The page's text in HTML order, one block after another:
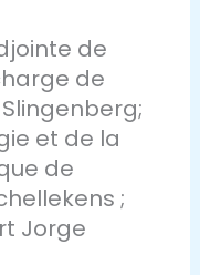
de
de
et de la
de
;
Jorge